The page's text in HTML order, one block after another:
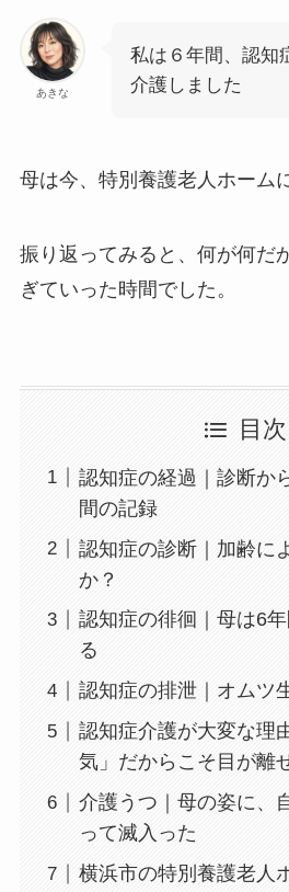
あきな
私は６年間、認知
介護しました
母は今、特別養護老人ホーム
振り返ってみると、何が何だ
ぎていった時間でした。
目次
認知症の経過｜診断か
間の記録
認知症の診断｜加齢に
か？
認知症の徘徊｜母は6
る
認知症の排泄｜オムツ
認知症介護が大変な理
気」だからこそ目が離
介護うつ｜母の姿に、
って滅入った
横浜市の特別養護老人